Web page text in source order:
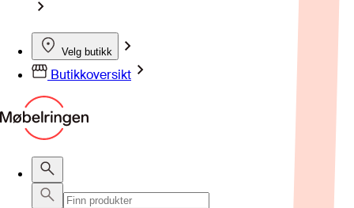
Velg butikk
Butikkoversikt